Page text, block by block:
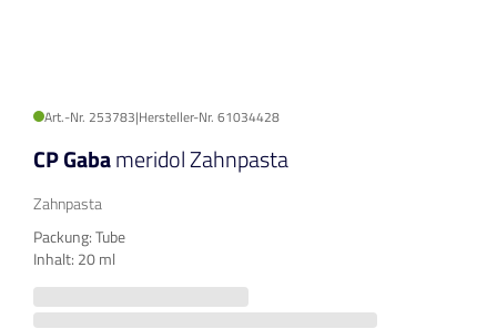
Art.-Nr. 253783|Hersteller-Nr. 61034428
CP Gabameridol Zahnpasta
Zahnpasta
Packung: Tube
Inhalt: 20 ml